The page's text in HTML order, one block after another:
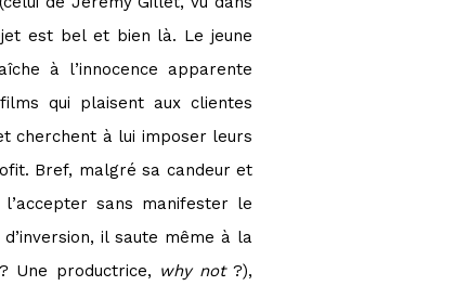
est bel et bien là. Le jeune
à l’innocence apparente
qui plaisent aux clientes
cherchent à lui imposer leurs
Bref, malgré sa candeur et
sans manifester le
il saute même à la
Une productrice, why not?),